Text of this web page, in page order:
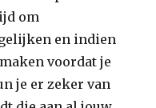
om
en indien
voordat je
je er zeker van